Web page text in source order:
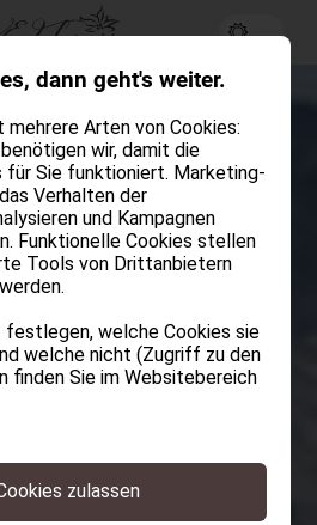
& CHALETS
& Team
WELLNESS
am See
den
dann geht's weiter.
Arten von Cookies:
wir, damit die
für Sie funktioniert. Marketing-
Verhalten der
und Kampagnen
Funktionelle Cookies stellen
Tools von Drittanbietern
festlegen, welche Cookies sie
welche nicht (Zugriff zu den
finden Sie im Websitebereich
zulassen